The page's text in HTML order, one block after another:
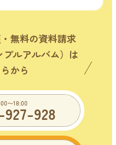
無料の資料請求
プルアルバム）は
から
〜18:00
927-928